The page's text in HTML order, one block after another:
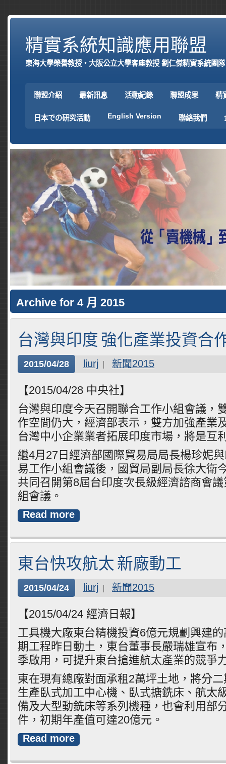
精實系統知識應用聯盟
東海大學榮譽教授‧大阪公立大學客座教授 劉仁傑精實系統團隊
聯盟介紹 最新訊息 活動紀錄 聯盟成果 精
日本での研究活動 English Version 聯絡我們
Archive for 4 月 2015
台灣與印度 強化產業投資合
2015/04/28 liurj 新聞2015
【2015/04/28 中央社】
台灣與印度今天召開聯合工作小組會議，
作空間仍大，經濟部表示，雙方加強產業
台灣中小企業業者拓展印度市場，將是互
繼4月27日經濟部國際貿易局局長楊珍妮
易工作小組會議後，國貿局副局長徐大衛
共同召開第8屆台印度次長級經濟諮商會
組會議。
Read more
東台快攻航太 新廠動工
2015/04/24 liurj 新聞2015
【2015/04/24 經濟日報】
工具機大廠東台精機投資6億元規劃興建
期工程昨日動土，東台董事長嚴瑞雄宣布
季啟用，可提升東台搶進航太產業的競爭
東在現有總廠對面承租2萬坪土地，將分
生產臥式加工中心機、臥式搪銑床、航太
備及大型動銑床等系列機種，也會利用部
件，初期年產值可達20億元。
Read more